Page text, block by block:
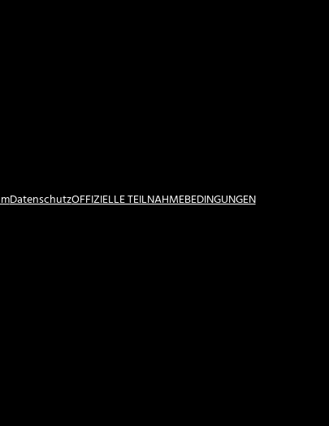
DatenschutzOFFIZIELLE TEILNAHMEBEDINGUNGEN